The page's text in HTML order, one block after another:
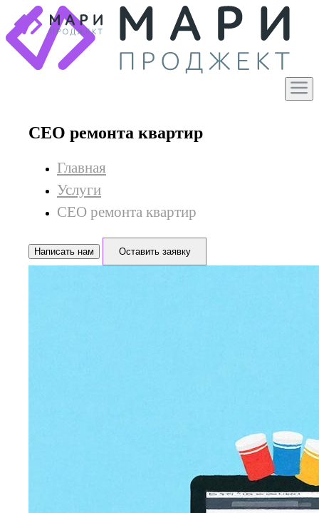
СЕО ремонта квартир
Главная
Услуги
СЕО ремонта квартир
Написать нам Оставить заявку